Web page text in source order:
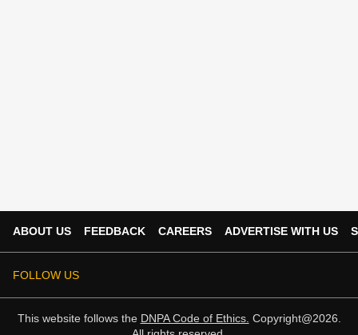
ABOUT US FEEDBACK CAREERS ADVERTISE WITH US
FOLLOW US
This website follows the DNPA Code of Ethics. Copyright@2026.